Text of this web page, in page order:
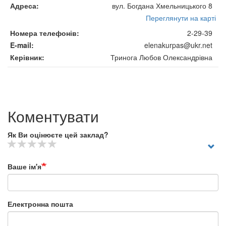
Адреса
вул. Богдана Хмельницького 8
Переглянути на карті
Номера телефонів
2-29-39
E-mail
elenakurpas@ukr.net
Керівник
Тринога Любов Олександрівна
Коментувати
Як Ви оцінюєте цей заклад?
Ваше ім'я
Електронна пошта